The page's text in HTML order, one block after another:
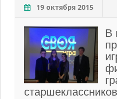
19 октября 2015
В
старшеклассников